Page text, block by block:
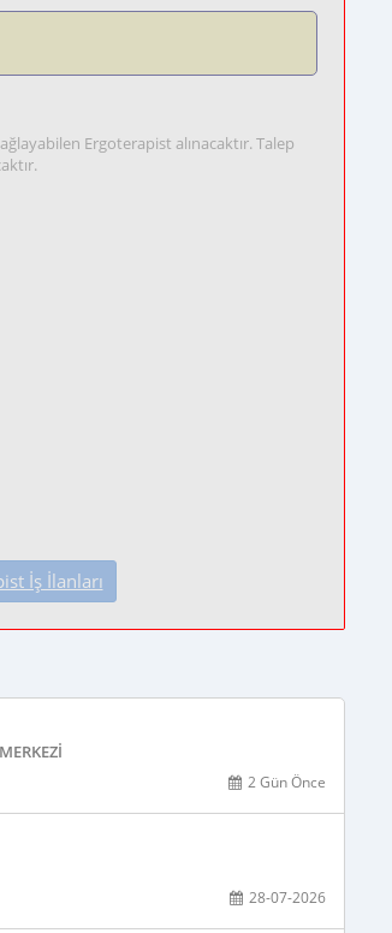
Ergoterapist alınacaktır. Talep
İş İlanları
2 Gün Önce
28-07-2026